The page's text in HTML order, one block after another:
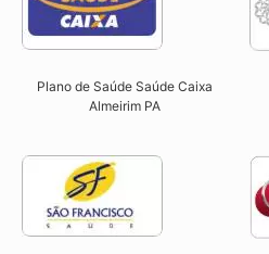
Plano de Saúde Saúde Caixa
Almeirim PA​